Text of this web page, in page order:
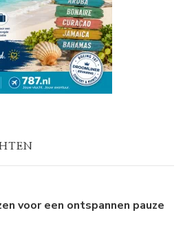
voor een ontspannen pauze